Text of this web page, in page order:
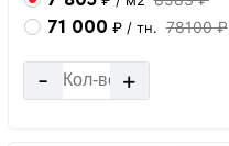
71 000 ₽ / тн. 78100 ₽
- +